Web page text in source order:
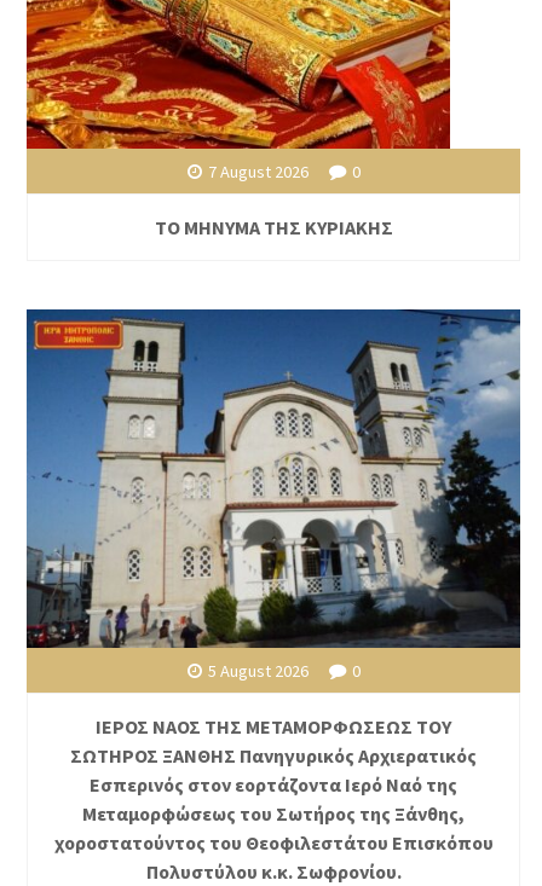
7 August 2026 0
ΤΟ ΜΗΝΥΜΑ ΤΗΣ ΚΥΡΙΑΚΗΣ
5 August 2026 0
ΙΕΡΟΣ ΝΑΟΣ ΤΗΣ ΜΕΤΑΜΟΡΦΩΣΕΩΣ ΤΟΥ
ΣΩΤΗΡΟΣ ΞΑΝΘΗΣ Πανηγυρικός Αρχιερατικός
Εσπερινός στον εορτάζοντα Ιερό Ναό της
Μεταμορφώσεως του Σωτήρος της Ξάνθης,
χοροστατούντος του Θεοφιλεστάτου Επισκόπου
Πολυστύλου κ.κ. Σωφρονίου.